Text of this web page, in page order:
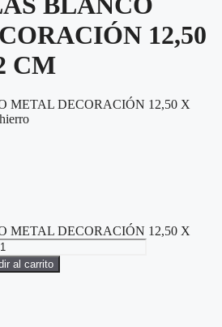
12,50
CM
METAL DECORACIÓN 12,50 X
METAL DECORACIÓN 12,50 X
al carrito